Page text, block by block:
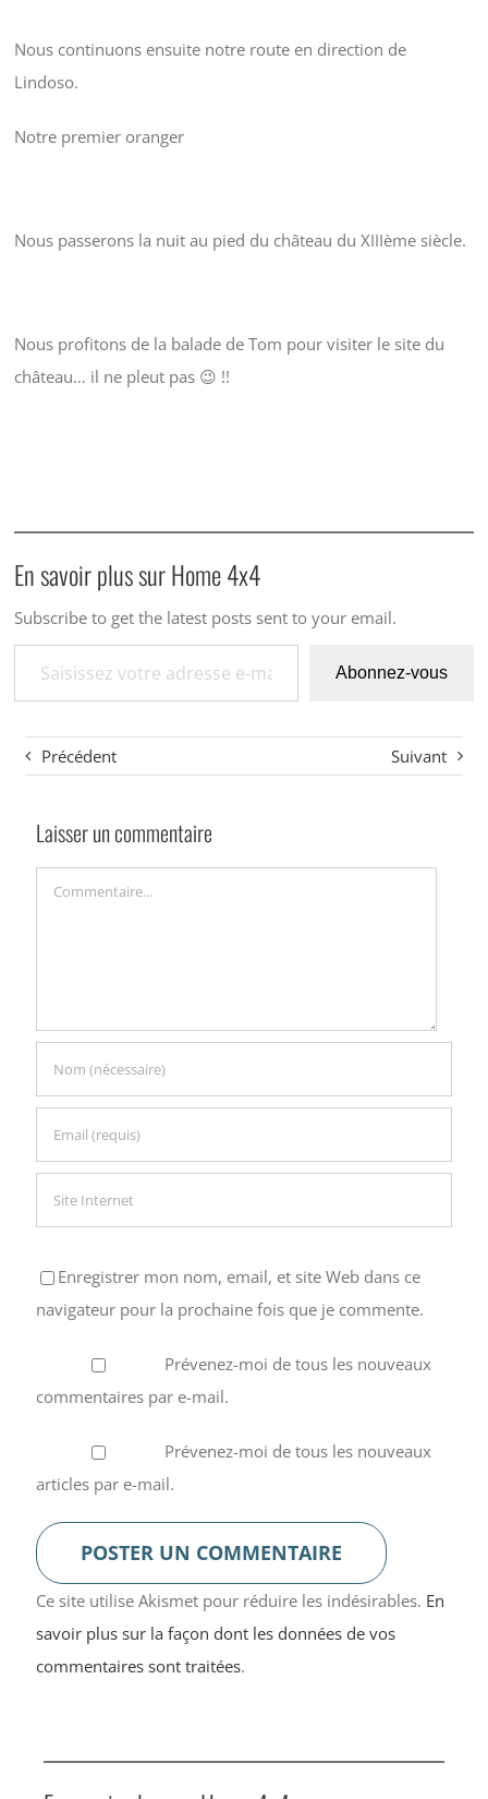
Nous continuons ensuite notre route en direction de
Lindoso.
Notre premier oranger
Nous passerons la nuit au pied du château du XIIIème siècle.
Nous profitons de la balade de Tom pour visiter le site du
château… il ne pleut pas 😉 !!
En savoir plus sur Home 4x4
Subscribe to get the latest posts sent to your email.
Saisissez votre adresse e-mail…
Abonnez-vous
Précédent Suivant
Laisser un commentaire
Commentaire
Enregistrer mon nom, email, et site Web dans ce
navigateur pour la prochaine fois que je commente.
Prévenez-moi de tous les nouveaux
commentaires par e-mail.
Prévenez-moi de tous les nouveaux
articles par e-mail.
Ce site utilise Akismet pour réduire les indésirables. En
savoir plus sur la façon dont les données de vos
commentaires sont traitées.